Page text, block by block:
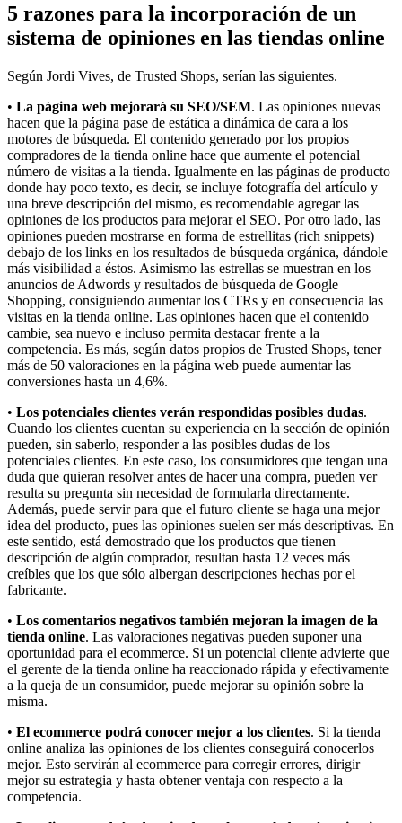
5 razones para la incorporación de un
sistema de opiniones en las tiendas online
Según Jordi Vives, de Trusted Shops, serían las siguientes.
• La página web mejorará su SEO/SEM. Las opiniones nuevas
hacen que la página pase de estática a dinámica de cara a los
motores de búsqueda. El contenido generado por los propios
compradores de la tienda online hace que aumente el potencial
número de visitas a la tienda. Igualmente en las páginas de producto
donde hay poco texto, es decir, se incluye fotografía del artículo y
una breve descripción del mismo, es recomendable agregar las
opiniones de los productos para mejorar el SEO. Por otro lado, las
opiniones pueden mostrarse en forma de estrellitas (rich snippets)
debajo de los links en los resultados de búsqueda orgánica, dándole
más visibilidad a éstos. Asimismo las estrellas se muestran en los
anuncios de Adwords y resultados de búsqueda de Google
Shopping, consiguiendo aumentar los CTRs y en consecuencia las
visitas en la tienda online. Las opiniones hacen que el contenido
cambie, sea nuevo e incluso permita destacar frente a la
competencia. Es más, según datos propios de Trusted Shops, tener
más de 50 valoraciones en la página web puede aumentar las
conversiones hasta un 4,6%.
• Los potenciales clientes verán respondidas posibles dudas.
Cuando los clientes cuentan su experiencia en la sección de opinión
pueden, sin saberlo, responder a las posibles dudas de los
potenciales clientes. En este caso, los consumidores que tengan una
duda que quieran resolver antes de hacer una compra, pueden ver
resulta su pregunta sin necesidad de formularla directamente.
Además, puede servir para que el futuro cliente se haga una mejor
idea del producto, pues las opiniones suelen ser más descriptivas. En
este sentido, está demostrado que los productos que tienen
descripción de algún comprador, resultan hasta 12 veces más
creíbles que los que sólo albergan descripciones hechas por el
fabricante.
• Los comentarios negativos también mejoran la imagen de la
tienda online. Las valoraciones negativas pueden suponer una
oportunidad para el ecommerce. Si un potencial cliente advierte que
el gerente de la tienda online ha reaccionado rápida y efectivamente
a la queja de un consumidor, puede mejorar su opinión sobre la
misma.
• El ecommerce podrá conocer mejor a los clientes. Si la tienda
online analiza las opiniones de los clientes conseguirá conocerlos
mejor. Esto servirán al ecommerce para corregir errores, dirigir
mejor su estrategia y hasta obtener ventaja con respecto a la
competencia.